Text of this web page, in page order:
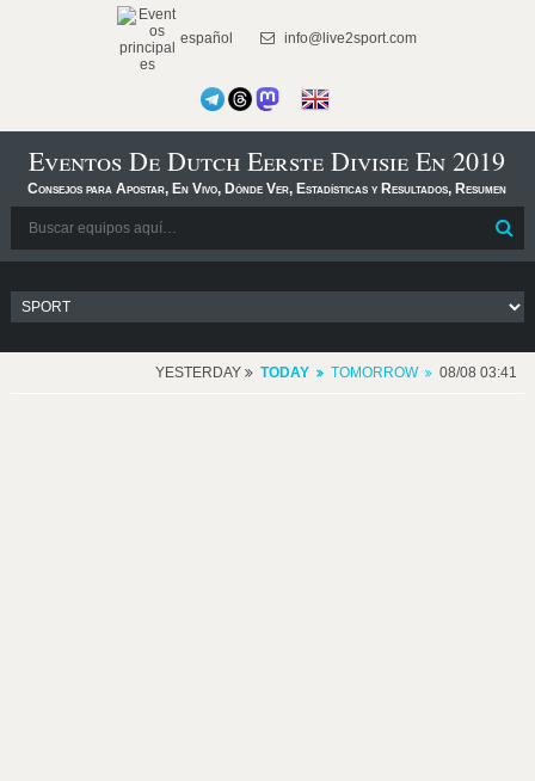
español info@live2sport.com
Eventos De Dutch Eerste Divisie En 2019
Consejos para Apostar, En Vivo, Dónde Ver, Estadísticas y Resultados, Resumen
YESTERDAY TODAY TOMORROW 08/08 03:41